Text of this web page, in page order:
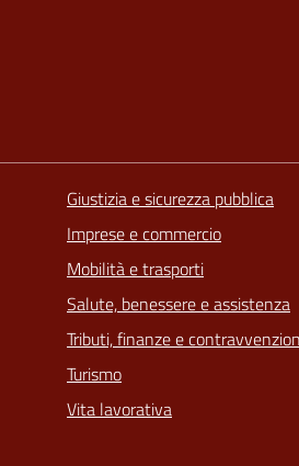
Giustizia e sicurezza pubblica
Imprese e commercio
Mobilità e trasporti
Salute, benessere e assistenza
Tributi, finanze e
Turismo
Vita lavorativa